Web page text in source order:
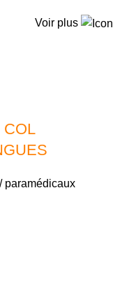
Voir plus
paramédicaux